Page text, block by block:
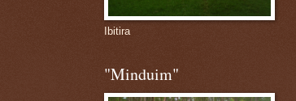
Ibitira
"Minduim"